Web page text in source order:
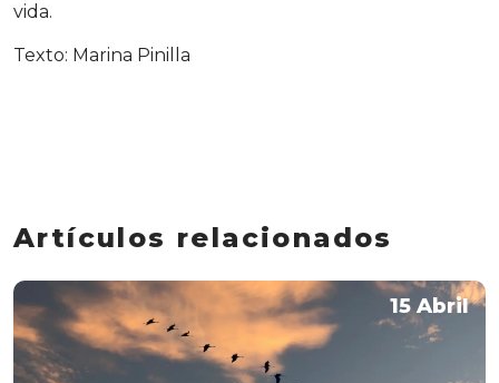
vida.
Texto: Marina Pinilla
Artículos relacionados
15 Abril